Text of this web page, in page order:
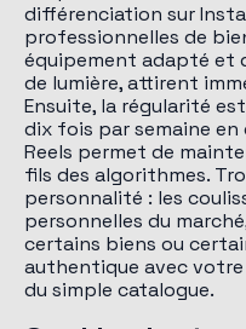
différenciation sur
professionnelles de
équipement adapté et
de lumière, attirent
Ensuite, la régularité
dix fois par semaine
Reels permet de
fils des algorithmes.
personnalité : les
personnelles du
certains biens ou
authentique avec
du simple catalogue.